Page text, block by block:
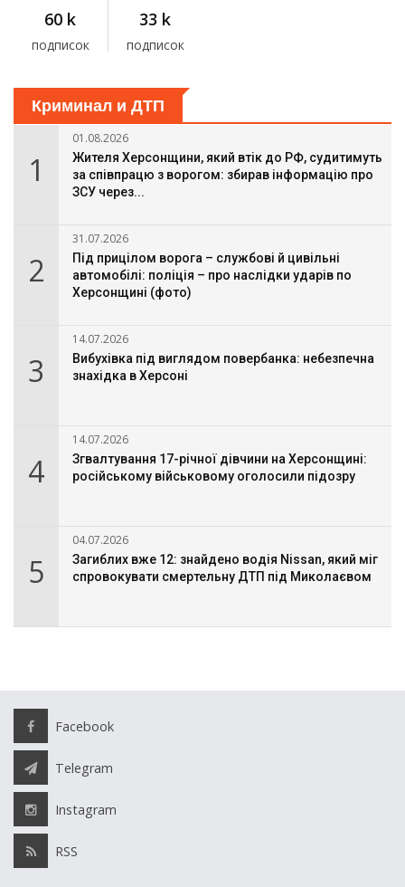
60 k
подписок
33 k
подписок
Криминал и ДТП
1
01.08.2026
Жителя Херсонщини, який втік до РФ, судитимуть
за співпрацю з ворогом: збирав інформацію про
ЗСУ через...
2
31.07.2026
Під прицілом ворога – службові й цивільні
автомобілі: поліція – про наслідки ударів по
Херсонщині (фото)
3
14.07.2026
Вибухівка під виглядом повербанка: небезпечна
знахідка в Херсоні
4
14.07.2026
Згвалтування 17-річної дівчини на Херсонщині:
російському військовому оголосили підозру
5
04.07.2026
Загиблих вже 12: знайдено водія Nissan, який міг
спровокувати смертельну ДТП під Миколаєвом
Facebook
Telegram
Instagram
RSS